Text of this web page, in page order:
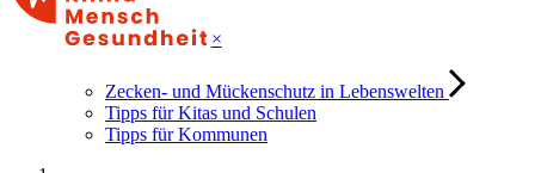
×
Zecken- und Mückenschutz in Lebenswelten
Tipps für Kitas und Schulen
Tipps für Kommunen